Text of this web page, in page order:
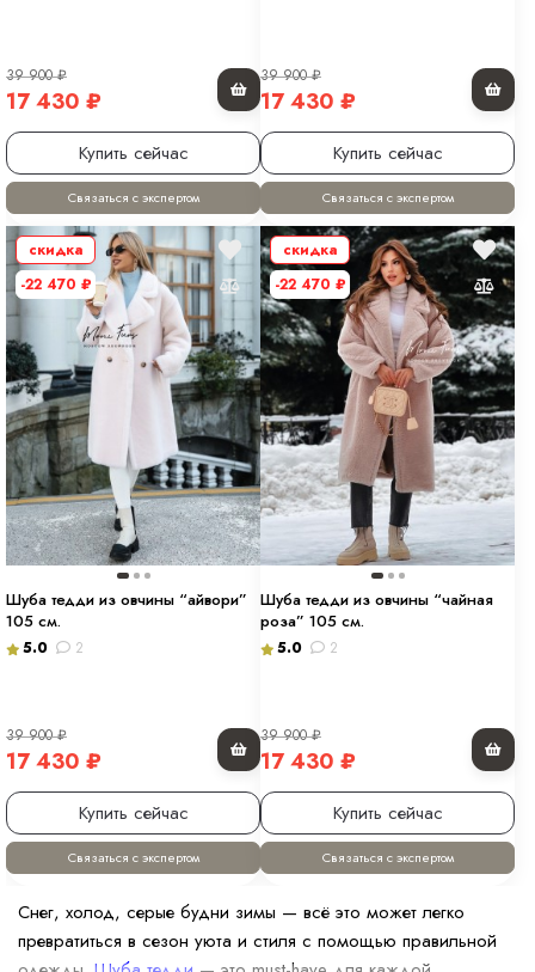
39 900₽
17 430 ₽
Купить сейчас
Связаться с экспертом
39 900₽
17 430 ₽
Купить сейчас
Связаться с экспертом
скидка
-22 470 ₽
Шуба тедди из овчины “айвори”
105 см.
5.0 2
39 900₽
17 430 ₽
Купить сейчас
Связаться с экспертом
скидка
-22 470 ₽
Шуба тедди из овчины “чайная
роза” 105 см.
5.0 2
39 900₽
17 430 ₽
Купить сейчас
Связаться с экспертом
Снег, холод, серые будни зимы — всё это может легко
превратиться в сезон уюта и стиля с помощью правильной